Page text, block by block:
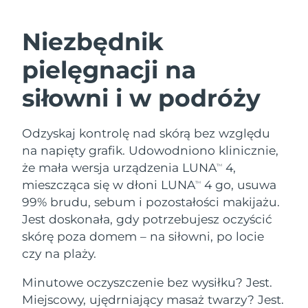
Niezbędnik
pielęgnacji na
siłowni i w podróży
Odzyskaj kontrolę nad skórą bez względu
na napięty grafik. Udowodniono klinicznie,
że mała wersja urządzenia LUNATM
4,
mieszcząca się w dłoni LUNATM
4 go, usuwa
99% brudu, sebum i pozostałości makijażu.
Jest doskonała, gdy potrzebujesz oczyścić
skórę poza domem – na siłowni, po locie
czy na plaży.
Minutowe oczyszczenie bez wysiłku? Jest.
Miejscowy, ujędrniający masaż twarzy? Jest.
Oczyszczanie twarzy
Anti-aging massage
LUNA™ 4 Plus
Massage, LED heating
LUNA™ 4 Men
For men, anti-aging massage
Lifting twarzy
Microcurrent toning
BEAR™ 2 go
Microcurrent toning on-the-go
BEAR™ 2 eyes & lips
Microcurrent line smoothing device
Nawilżenie
UFO™ 3 zestaw
Deep facial hydration
Near-infrared and red light therapy
device
Pielęgnacja jamy
ustnej
issa™ 4
Hybrid silicone sonic toothbrush
issa™ 4 plus
Smart hybrid silicone sonic toothbrush
FAQ™ ZABIEG ANTI-AGING
Anti-aging Zabiegi LED
Australia
Austria
Oczekiwany czas dostawy
8/10/26
Bahrajn
Oczekiwany czas dostawy
8/11/26
Belgia
Oczekiwany czas dostawy
8/10/26
Bermudy
Oczekiwany czas dostawy
8/16/26
Bośnia i
Oczekiwany czas dostawy